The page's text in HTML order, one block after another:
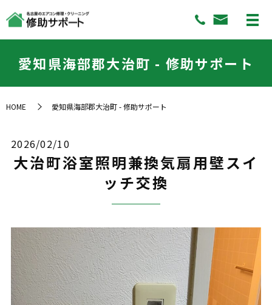
愛知県海部郡大治町 - 修助サポート
HOME 愛知県海部郡大治町 - 修助サポート
2026/02/10
大治町浴室照明兼換気扇用壁スイ
ッチ交換